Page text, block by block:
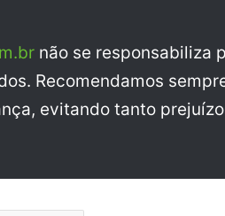
não se responsabiliza
Recomendamos
evitando tanto